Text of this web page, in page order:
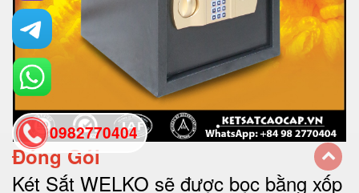
Đóng Gói
Két Sắt WELKO sẽ được bọc bằng xốp
0982770404
back